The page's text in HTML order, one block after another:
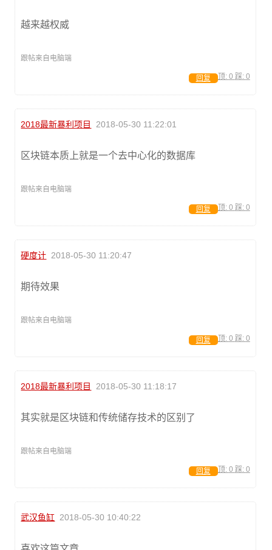
越来越权威
跟帖来自电脑端
顶: 0 踩: 0
回复
2018最新暴利项目 2018-05-30 11:22:01
区块链本质上就是一个去中心化的数据库
跟帖来自电脑端
顶: 0 踩: 0
回复
硬度计 2018-05-30 11:20:47
期待效果
跟帖来自电脑端
顶: 0 踩: 0
回复
2018最新暴利项目 2018-05-30 11:18:17
其实就是区块链和传统储存技术的区别了
跟帖来自电脑端
顶: 0 踩: 0
回复
武汉鱼缸 2018-05-30 10:40:22